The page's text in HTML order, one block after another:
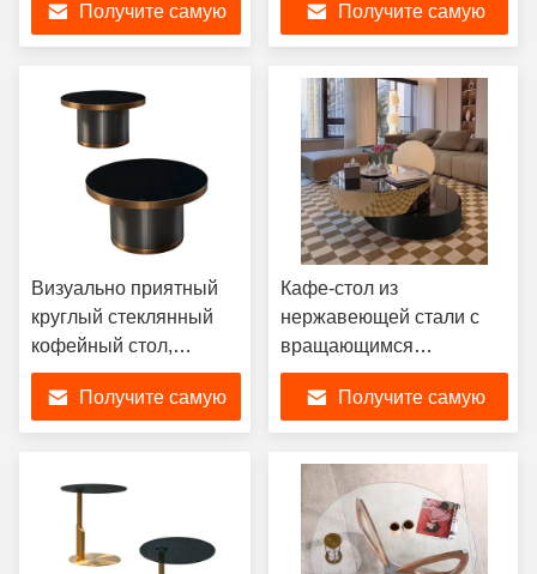
Получите самую
Элегантный Круглый
Получите самую
Визуально приятный
круглый стеклянный
кофейный стол,
гармоничный
темностеклянный
кофейный стол
Получите самую
Кафе-стол из
нержавеющей стали с
вращающимся
закаленным стеклом
Получите самую